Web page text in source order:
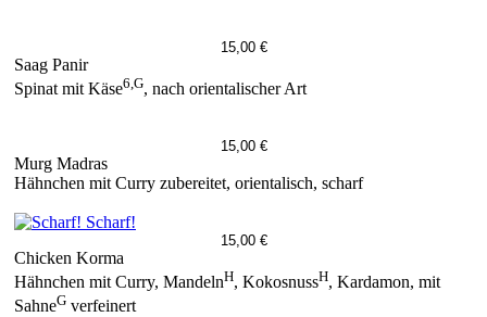
15,00 €
Saag Panir
Spinat mit Käse6,G, nach orientalischer Art
15,00 €
Murg Madras
Hähnchen mit Curry zubereitet, orientalisch, scharf
Scharf!
15,00 €
Chicken Korma
Hähnchen mit Curry, MandelnH, KokosnussH, Kardamon, mit
SahneG verfeinert